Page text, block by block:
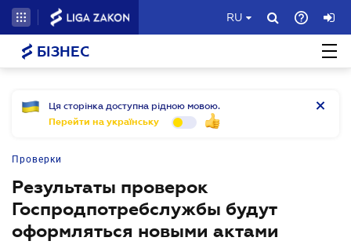
RU
БІЗНЕС
Ця сторінка доступна рідною мовою.
Перейти на українську
Проверки
Результаты проверок
Госпродпотребслужбы будут
оформляться новыми актами